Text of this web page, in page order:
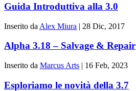
Guida Introduttiva alla 3.0
Inserito da Alex Miura | 28 Dic, 2017
Alpha 3.18 – Salvage & Repair
Inserito da Marcus Arts | 16 Feb, 2023
Esploriamo le novità della 3.7